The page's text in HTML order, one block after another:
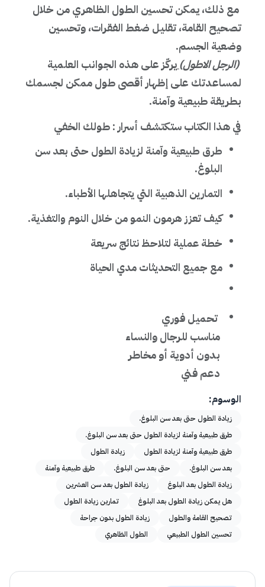
مع ذلك، يمكن تحسين الطول الظاهري من خلال
تصحيح القامة، تقليل ضغط الفقرات، وتحسين
وضعية الجسم.
(الرجل الاطول)يركّز على هذه الجوانب العلمية
لمساعدتك على إظهار أقصى طول ممكن لجسمك
بطريقة طبيعية وآمنة.
في هذا الكتاب ستكتشف أسرار :طولك الخفي
طرق طبيعية وآمنة لزيادة الطول حتى بعد سن
البلوغ.
التمارين الذهبية التي يتجاهلها الأطباء.
كيف تعزز هرمون النمو من خلال النوم والتغذية.
خطة عملية لتلاحظ نتائج سريعة
مع جميع التحديثات مدي الحياة
تحميل فوري
مناسب للرجال والنساء
بدون أدوية أو مخاطر
دعم فني
الوسوم:
زيادة الطول حتى بعد سن البلوغ.
طرق طبيعية وآمنة لزيادة الطول حتى بعد سن البلوغ.
طرق طبيعية وآمنة لزيادة الطول
زيادة الطول
بعد سن البلوغ.
حتى بعد سن البلوغ.
طرق طبيعية وآمنة
زيادة الطول بعد البلوغ
زيادة الطول بعد سن العشرين
هل يمكن زيادة الطول بعد البلوغ
تمارين زيادة الطول
تصحيح القامة والطول
زيادة الطول بدون جراحة
تحسين الطول الطبيعي
الطول الظاهري